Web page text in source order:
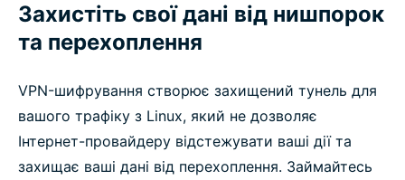
Захистіть свої дані від нишпорок
та перехоплення
VPN-шифрування створює захищений тунель для
вашого трафіку з Linux, який не дозволяє
Інтернет-провайдеру відстежувати ваші дії та
захищає ваші дані від перехоплення. Займайтесь